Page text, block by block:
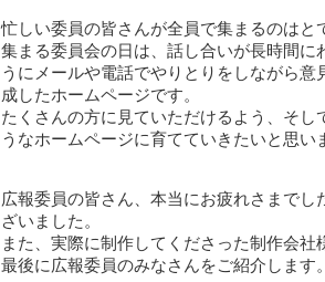
忙しい委員の皆さんが全員で集まるのはと
集まる委員会の日は、話し合いが長時間に
うにメールや電話でやりとりをしながら意
成したホームページです。
たくさんの方に見ていただけるよう、そし
うなホームページに育てていきたいと思い
広報委員の皆さん、本当にお疲れさまでし
ざいました。
また、実際に制作してくださった制作会社
最後に広報委員のみなさんをご紹介します